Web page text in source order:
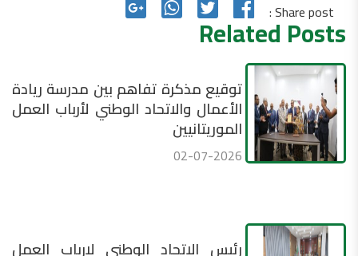
Share post :
Related Posts
توقيع مذكرة تفاهم بين مدرسة ريادة
الأعمال والاتحاد الوطني لأرباب العمل
الموريتانيين
02-07-2026
رئيس الاتحاد الوطني لارباب العمل